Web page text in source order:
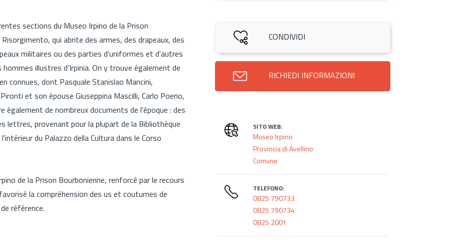
sections du Museo Irpino de la Prison
qui abrite des armes, des drapeaux, des
militaires ou des parties d'uniformes et d'autres
illustres d'Irpinia. On y trouve également de
connues, dont Pasquale Stanislao Mancini,
et son épouse Giuseppina Mascilli, Carlo Poerio,
également de nombreux documents de l'époque : des
lettres, provenant pour la plupart de la Bibliothèque
du Palazzo della Cultura dans le Corso
de la Prison Bourbonienne, renforcé par le recours
la compréhension des us et coutumes de
référence.
CONDIVIDI
RICHIEDI INFORMAZIONI
SITO WEB:
Museo Irpino
Provincia di Avellino
Comune
TELEFONO:
0825 790733
0825 790734
0825 2001